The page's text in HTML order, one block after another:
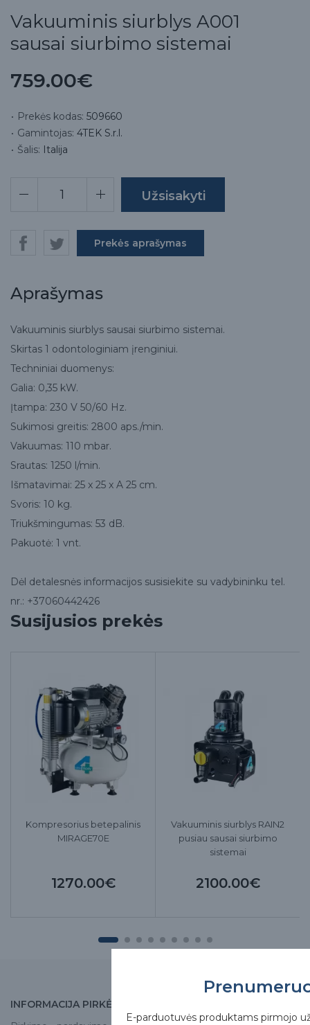
Vakuuminis siurblys A001
sausai siurbimo sistemai
759.00€
Prekės kodas: 509660
Gamintojas: 4TEK S.r.l.
Šalis: Italija
Prekės aprašymas
Aprašymas
Vakuuminis siurblys sausai siurbimo sistemai.
Skirtas 1 odontologiniam įrenginiui.
Techniniai duomenys:
Galia: 0,35 kW.
Įtampa: 230 V 50/60 Hz.
Sukimosi greitis: 2800 aps./min.
Vakuumas: 110 mbar.
Srautas: 1250 l/min.
Išmatavimai: 25 x 25 x A 25 cm.
Svoris: 10 kg.
Triukšmingumas: 53 dB.
Pakuotė: 1 vnt.
Dėl detalesnės informacijos susisiekite su vadybininku tel.
nr.: +37060442426
Susijusios prekės
Kompresorius betepalinis
MIRAGE70E
1270.00€
Vakuuminis siurblys RAIN2
pusiau sausai siurbimo
sistemai
2100.00€
INFORMACIJA PIRKĖJUI
E-parduotuvės produktams pirmojo